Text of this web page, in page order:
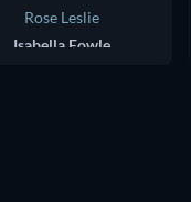
Rose Leslie
Isabella Fowle